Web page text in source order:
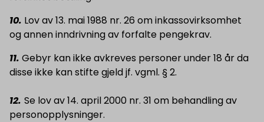
10. Lov av 13. mai 1988 nr. 26 om inkassovirksomhet
og annen inndrivning av forfalte pengekrav.
11. Gebyr kan ikke avkreves personer under 18 år da
disse ikke kan stifte gjeld jf. vgml. § 2.
12. Se lov av 14. april 2000 nr. 31 om behandling av
personopplysninger.